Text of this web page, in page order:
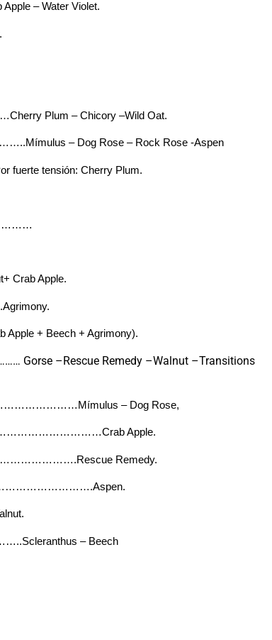
– Water Violet.
Plum – Chicory –Wild Oat.
– Dog Rose – Rock Rose -Aspen
tensión: Cherry Plum.
Crab Apple.
Apple + Beech + Agrimony).
Gorse –Rescue Remedy –Walnut –Transitions
– Dog Rose,
Apple.
Remedy.
– Beech